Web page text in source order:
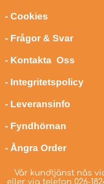
- Cookies
- Frågor & Svar
- Kontakta Oss
- Integritetspolicy
- Leveransinfo
- Fyndhörnan
- Ångra Order
Vår kundtjänst nås
eller via telefon 026-